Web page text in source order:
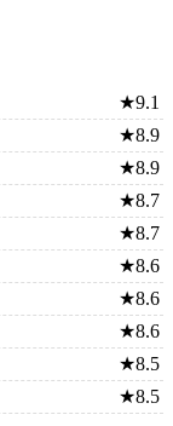
★9.1
★8.9
★8.9
★8.7
★8.7
★8.6
★8.6
★8.6
★8.5
★8.5